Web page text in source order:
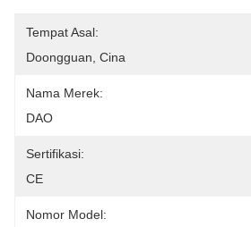
Tempat Asal:
Doongguan, Cina
Nama Merek:
DAO
Sertifikasi:
CE
Nomor Model: